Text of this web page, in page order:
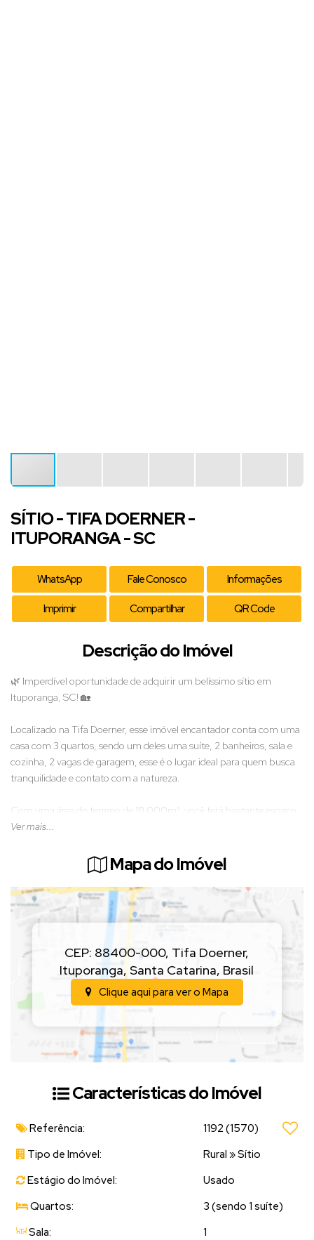
SÍTIO - TIFA DOERNER -
ITUPORANGA - SC
WhatsApp Fale Conosco Informações
Imprimir Compartilhar QR Code
Descrição do Imóvel
🌿 Imperdível oportunidade de adquirir um belíssimo sítio em
Ituporanga, SC! 🏡
Localizado na Tifa Doerner, esse imóvel encantador conta com uma
casa com 3 quartos, sendo um deles uma suíte, 2 banheiros, sala e
cozinha, 2 vagas de garagem, esse é o lugar ideal para quem busca
tranquilidade e contato com a natureza.
Com uma área do terreno de 18.000m², você terá bastante espaço
para aproveitar ao ar livre e desfrutar de momentos especiais com a
festas, perfeita para reunir a todos em momentos de lazer.
Não perca essa oportunidade única de investir em um imóvel rural
dos seus sonhos! Entre em contato conosco para mais informações
e agende uma visita. Seu novo lar está te esperando em Ituporanga.
Ver mais...
Mapa do Imóvel
CEP: 88400-000, Tifa Doerner,
Ituporanga,Santa Catarina, Brasil
Clique aqui para ver o Mapa
Características do Imóvel
Referência: 1192 (1570)
Tipo de Imóvel:
Rural »Sítio
Estágio do Imóvel:
Usado
Quartos:
3 (sendo 1 suíte)
Sala:
1